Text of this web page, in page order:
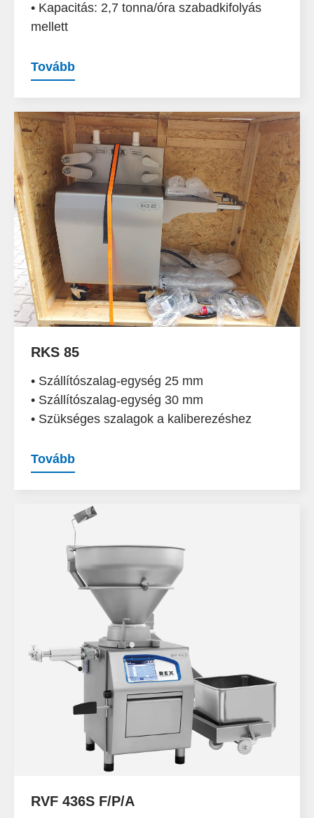
• Kapacitás: 2,7 tonna/óra szabadkifolyás
mellett
Tovább
RKS 85
• Szállítószalag-egység 25 mm
• Szállítószalag-egység 30 mm
• Szükséges szalagok a kaliberezéshez
Tovább
RVF 436S F/P/A